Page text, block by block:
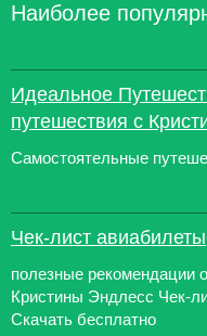
Наиболее
Идеальное
путешествия с
Самостоятельные
Чек-лист авиабилеты
полезные рекомендации
Кристины Эндлесс Чек-
Скачать бесплатно